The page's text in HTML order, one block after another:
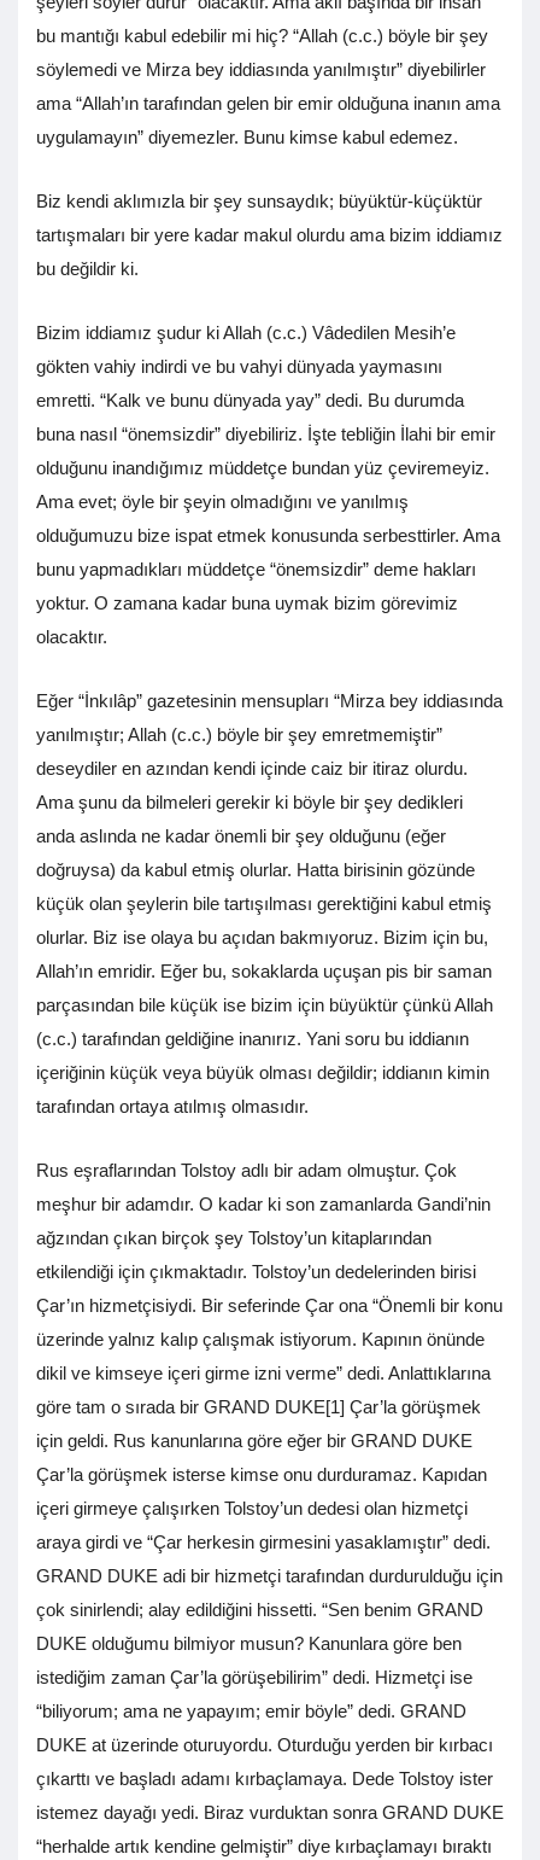
bu mantığı kabul edebilir mi hiç? “Allah (c.c.) böyle bir şey
söylemedi ve Mirza bey iddiasında yanılmıştır” diyebilirler
ama “Allah’ın tarafından gelen bir emir olduğuna inanın ama
uygulamayın” diyemezler. Bunu kimse kabul edemez.
Biz kendi aklımızla bir şey sunsaydık; büyüktür-küçüktür
tartışmaları bir yere kadar makul olurdu ama bizim iddiamız
bu değildir ki.
Bizim iddiamız şudur ki Allah (c.c.) Vâdedilen Mesih’e
gökten vahiy indirdi ve bu vahyi dünyada yaymasını
emretti. “Kalk ve bunu dünyada yay” dedi. Bu durumda
buna nasıl “önemsizdir” diyebiliriz. İşte tebliğin İlahi bir emir
olduğunu inandığımız müddetçe bundan yüz çeviremeyiz.
Ama evet; öyle bir şeyin olmadığını ve yanılmış
olduğumuzu bize ispat etmek konusunda serbesttirler. Ama
bunu yapmadıkları müddetçe “önemsizdir” deme hakları
yoktur. O zamana kadar buna uymak bizim görevimiz
olacaktır.
Eğer “İnkılâp” gazetesinin mensupları “Mirza bey iddiasında
yanılmıştır; Allah (c.c.) böyle bir şey emretmemiştir”
deseydiler en azından kendi içinde caiz bir itiraz olurdu.
Ama şunu da bilmeleri gerekir ki böyle bir şey dedikleri
anda aslında ne kadar önemli bir şey olduğunu (eğer
doğruysa) da kabul etmiş olurlar. Hatta birisinin gözünde
küçük olan şeylerin bile tartışılması gerektiğini kabul etmiş
olurlar. Biz ise olaya bu açıdan bakmıyoruz. Bizim için bu,
Allah’ın emridir. Eğer bu, sokaklarda uçuşan pis bir saman
parçasından bile küçük ise bizim için büyüktür çünkü Allah
(c.c.) tarafından geldiğine inanırız. Yani soru bu iddianın
içeriğinin küçük veya büyük olması değildir; iddianın kimin
tarafından ortaya atılmış olmasıdır.
Rus eşraflarından Tolstoy adlı bir adam olmuştur. Çok
meşhur bir adamdır. O kadar ki son zamanlarda Gandi’nin
ağzından çıkan birçok şey Tolstoy’un kitaplarından
etkilendiği için çıkmaktadır. Tolstoy’un dedelerinden birisi
Çar’ın hizmetçisiydi. Bir seferinde Çar ona “Önemli bir konu
üzerinde yalnız kalıp çalışmak istiyorum. Kapının önünde
dikil ve kimseye içeri girme izni verme” dedi. Anlattıklarına
göre tam o sırada bir GRAND DUKE[1] Çar’la görüşmek
için geldi. Rus kanunlarına göre eğer bir GRAND DUKE
Çar’la görüşmek isterse kimse onu durduramaz. Kapıdan
içeri girmeye çalışırken Tolstoy’un dedesi olan hizmetçi
araya girdi ve “Çar herkesin girmesini yasaklamıştır” dedi.
GRAND DUKE adi bir hizmetçi tarafından durdurulduğu için
çok sinirlendi; alay edildiğini hissetti. “Sen benim GRAND
DUKE olduğumu bilmiyor musun? Kanunlara göre ben
istediğim zaman Çar’la görüşebilirim” dedi. Hizmetçi ise
“biliyorum; ama ne yapayım; emir böyle” dedi. GRAND
DUKE at üzerinde oturuyordu. Oturduğu yerden bir kırbacı
çıkarttı ve başladı adamı kırbaçlamaya. Dede Tolstoy ister
istemez dayağı yedi. Biraz vurduktan sonra GRAND DUKE
“herhalde artık kendine gelmiştir” diye kırbaçlamayı bıraktı